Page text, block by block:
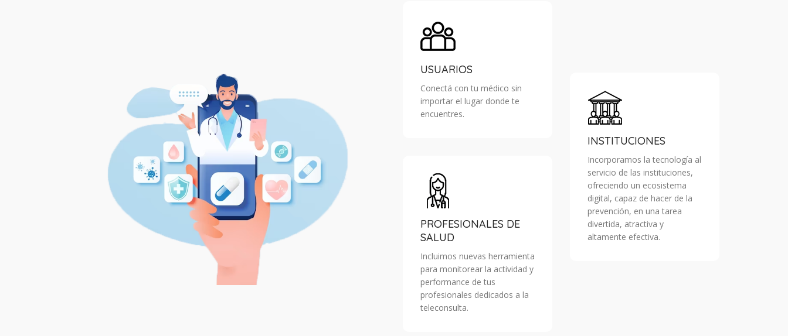
USUARIOS
Conectá con tu médico sin
importar el lugar donde te
encuentres.
PROFESIONALES DE
SALUD
Incluimos nuevas herramienta
para monitorear la actividad y
performance de tus
profesionales dedicados a la
teleconsulta.
INSTITUCIONES
Incorporamos la tecnología al
servicio de las instituciones,
ofreciendo un ecosistema
digital, capaz de hacer de la
prevención, en una tarea
divertida, atractiva y
altamente efectiva.